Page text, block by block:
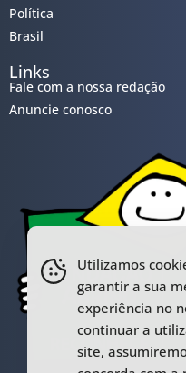
Política
Brasil
Links
Fale com a nossa redação
Anuncie conosco
Utilizamos
garantir a sua
experiência no
continuar a
site,